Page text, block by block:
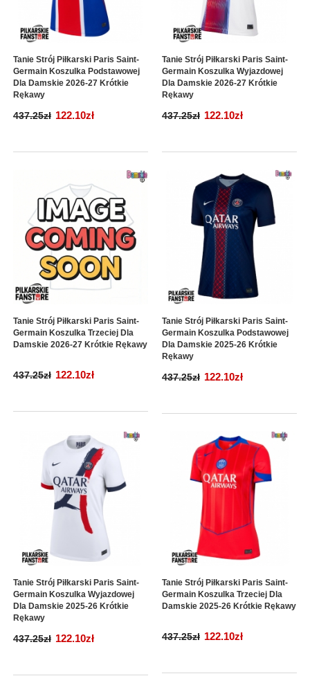
Tanie Strój Piłkarski Paris Saint-
Germain Koszulka Podstawowej
Dla Damskie 2026-27 Krótkie
Rękawy
437.25zł 122.10zł
Tanie Strój Piłkarski Paris Saint-
Germain Koszulka Wyjazdowej
Dla Damskie 2026-27 Krótkie
Rękawy
437.25zł 122.10zł
Tanie Strój Piłkarski Paris Saint-
Germain Koszulka Trzeciej Dla
Damskie 2026-27 Krótkie Rękawy
437.25zł 122.10zł
Tanie Strój Piłkarski Paris Saint-
Germain Koszulka Podstawowej
Dla Damskie 2025-26 Krótkie
Rękawy
437.25zł 122.10zł
Tanie Strój Piłkarski Paris Saint-
Germain Koszulka Wyjazdowej
Dla Damskie 2025-26 Krótkie
Rękawy
437.25zł 122.10zł
Tanie Strój Piłkarski Paris Saint-
Germain Koszulka Trzeciej Dla
Damskie 2025-26 Krótkie Rękawy
437.25zł 122.10zł